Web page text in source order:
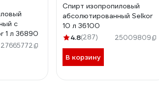
с
1 л 36890
27665772
Спирт изопропиловый
абсолютированный Selkor
10 л 36100
4.8(287) 25009809
В корзину